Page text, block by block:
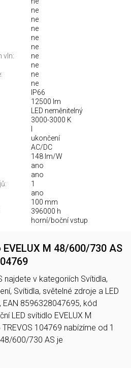
ne
ne
ne
ne
ne
vln:
ne
ne
ne
ne
IP66
12500 lm
LED neměnitelný
3000-3000 K
ukončení
AC/DC
148 lm/W
ano
ano
1
ano
100 mm
396000 h
horní/boční vstup
M 48/600/730 AS
najdete v kategoriích Svítidla,
Svítidla, světelné zdroje a LED
8596328047695, kód
LED svítidlo EVELUX M
104769 nabízíme od 1
48/600/730 AS je